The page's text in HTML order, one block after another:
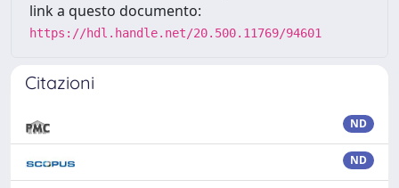
link a questo documento:
https://hdl.handle.net/20.500.11769/94601
Citazioni
ND
ND